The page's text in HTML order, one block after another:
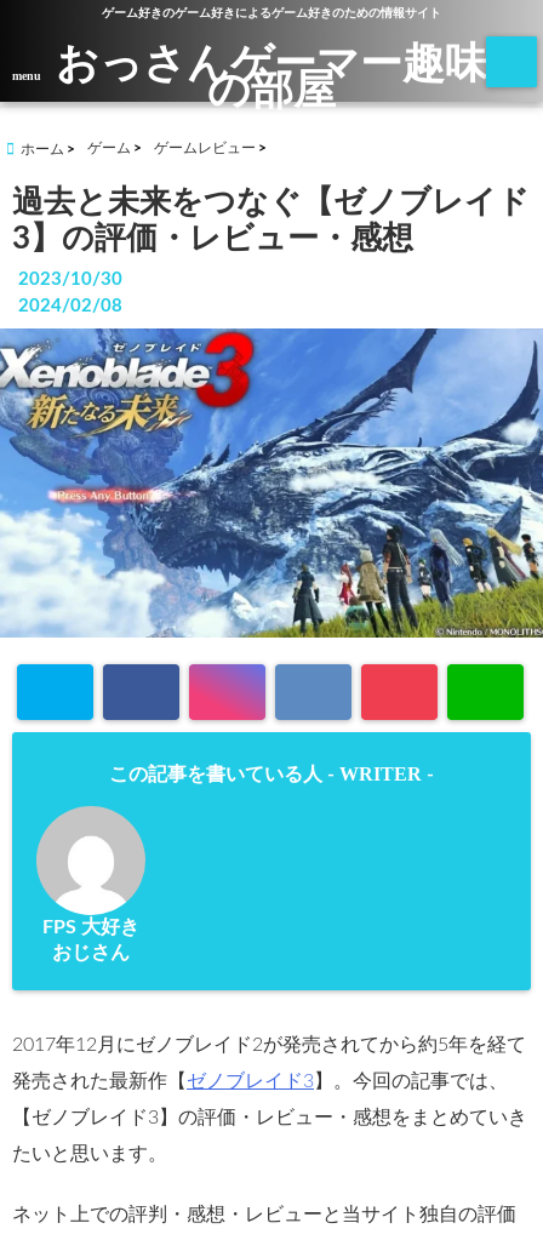
ゲーム好きのゲーム好きによるゲーム好きのための情報サイト
menu おっさんゲーマー趣味
の部屋
ホーム ゲーム ゲームレビュー
過去と未来をつなぐ【ゼノブレイド
3】の評価・レビュー・感想
2023/10/30
2024/02/08
この記事を書いている人 - WRITER -
FPS 大好き
おじさん
2017年12月にゼノブレイド2が発売されてから約5年を経て
発売された最新作【 ゼノブレイド3】。今回の記事では、
【ゼノブレイド3】の評価・レビュー・感想をまとめていき
たいと思います。
ネット上での評判・感想・レビューと当サイト独自の評価